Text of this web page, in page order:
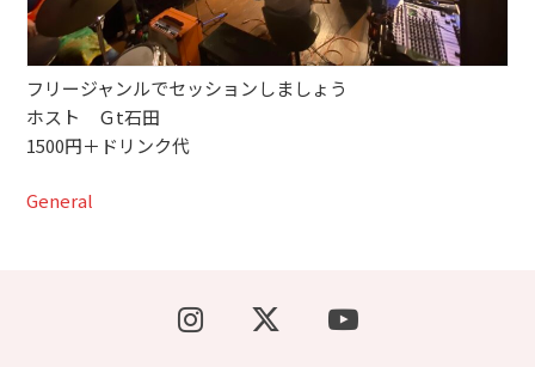
フリージャンルでセッションしましょう
ホスト Ｇt石田
1500円＋ドリンク代
General